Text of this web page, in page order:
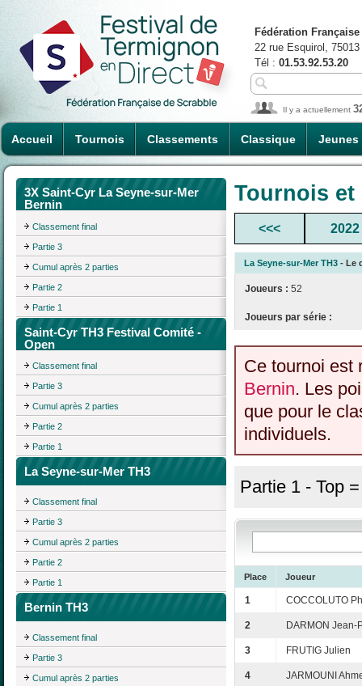
Accueil Tournois Classements Classique Jeunes
Fédération
22 rue Esquirol,
Tél : 01.53.92.53.20
Il y a actuellement
3X Saint-Cyr La Seyne-sur-Mer
Bernin
Classement final
Partie 3
Cumul après 2 parties
Partie 2
Partie 1
Saint-Cyr TH3 Festival Comité -
Open
Classement final
Partie 3
Cumul après 2 parties
Partie 2
Partie 1
La Seyne-sur-Mer TH3
Classement final
Partie 3
Cumul après 2 parties
Partie 2
Partie 1
Bernin TH3
Classement final
Partie 3
Cumul après 2 parties
Tournois
<<< 2022
La Seyne-sur-Mer TH3 - Le
Joueurs : 52
Joueurs par série :
Ce tournoi est
Bernin. Les
que pour le
individuels.
Partie 1 - Top
Place Joueur
1 COCCOLUTO
2 DARMON Jean-
3 FRUTIG Julien
4 JARMOUNI